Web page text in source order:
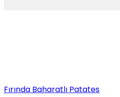
Fırında Baharatlı Patates